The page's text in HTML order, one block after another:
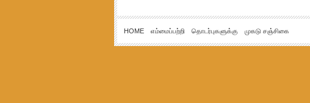
HOME எம்மைப்பற்றி தொடர்புகளுக்கு முகடு சஞ்சிகை